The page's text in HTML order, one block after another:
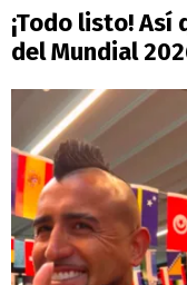
¡Todo listo!
del Mundial